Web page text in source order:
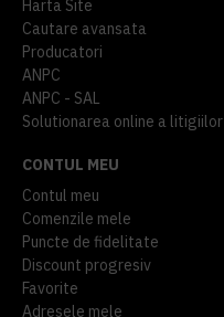
Harta Site
Cautare avansata
Producatori
ANPC
ANPC - SAL
Solutionarea online a litigiilor
CONTUL MEU
Contul meu
Comenzile mele
Puncte de fidelitate
Discount progresiv
Favorite
Adresele mele